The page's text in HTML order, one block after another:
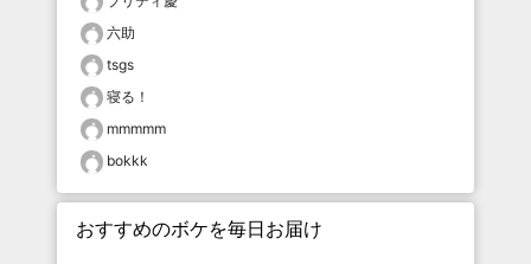
六助
tsgs
寝る！
mmmmm
bokkk
おすすめのボケを毎日お届け